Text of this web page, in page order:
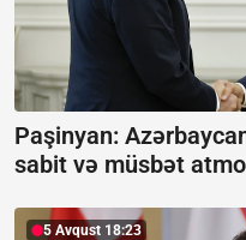
Paşinyan:
sabit və müsbət
5 Avqust 18:23